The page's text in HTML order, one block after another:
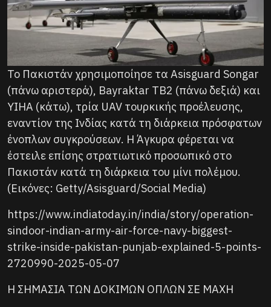
Το Πακιστάν χρησιμοποίησε τα Asisguard Songar
(πάνω αριστερά), Bayraktar TB2 (πάνω δεξιά) και
YIHA (κάτω), τρία UAV τουρκικής προέλευσης,
εναντίον της Ινδίας κατά τη διάρκεια πρόσφατων
ένοπλων συγκρούσεων. Η Άγκυρα φέρεται να
έστειλε επίσης στρατιωτικό προσωπικό στο
Πακιστάν κατά τη διάρκεια του μίνι πολέμου.
(Εικόνες: Getty/Asisguard/Social Media)
https://www.indiatoday.in/india/story/operation-
sindoor-indian-army-air-force-navy-biggest-
strike-inside-pakistan-punjab-explained-5-points-
2720990-2025-05-07
Η ΣΗΜΑΣΙΑ ΤΩΝ ΔΟΚΙΜΩΝ ΟΠΛΩΝ ΣΕ ΜΑΧΗ